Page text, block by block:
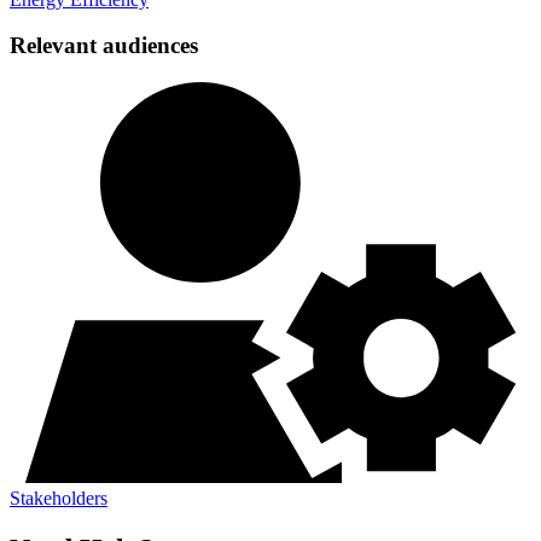
Relevant audiences
Stakeholders​​​​‌ ‍ ​‍​‍‌‍ ‌ ​‍‌‍‍‌‌‍‌ ‌‍‍‌‌‍ ‍​‍​‍​ ‍‍​‍​‍‌ ​ ‌‍​‌‌‍ ‍‌‍‍‌‌ ‌​‌ ‍‌​‍ ‍‌‍‍‌‌‍ ​‍​‍​‍ ​​‍​‍‌‍‍​‌ ​‍‌‍‌‌‌‍‌‍​‍​‍​ ‍‍​‍​‍‌‍‍​‌ ‌​‌ ‌​‌ ​​​ ‍‍​‍ ​‍ ‌‍ ​‌‍ ‌‍​ ‌‍​‌‌‍ ​‌‍‍​‌‍ ‌ ​ ‌ ‌​​ ‍‍​ ​ ​ ​ ​ ​ ​ ​ ​‍ ‌‍‍‌‌‍ ‍‌ ‌​‌‍‌‌‌‍ ‍‌ ‌​​‍ ‌‍‌‌‌‍‌​‌‍‍‌‌ ‌​​‍ ‌‍ ‌‌‍ ‌‍‌​‌‍‌‌​ ‌‌ ​​‌ ​‍‌‍‌‌‌ ​ ‌‍‌‌‌‍ ‍‌ ‌​‌‍​‌‌ ‌​‌‍‍‌‌‍ ‌‍ ‍​ ‍ ‌‍‍‌‌‍‌​​ ‌‌‍‌​​ ​‌‌‍​‍​ ‍​​ ‌​‌‍​‌​ ​​​ ‍​​‍ ‌​ ‌​​ ​ ​ ​‍​ ‌​​‍ ‌​ ‌​​ ‍​‌‍‌‍‌‍‌‍​‍ ‌‌‍​‌​ ‌​​ ​ ​ ‌‍​‍ ‌​ ‌​​ ​‍​ ‌ ​ ​​​ ‌‍‌‍​‍‌‍​‍​ ​‌​ ​ ‌‍‌​‌‍‌‍‌‍‌‌​ ‍ ‌ ‌​‌ ‍‌‌ ​​‌‍‌‌​ ‌‌‍​‌‌ ‌‌‌‍‌​‌‍‍‌‌‍‌‌‌‍ ‍‌‍​ ‌‍‌‌​ ‍ ‌ ​​‌‍​‌‌ ‌​‌‍‍​​ ‌‌ ‌​‌‍‍‌‌ ‌​‌‍ ​‌‍‌‌​ ‌‍​‍‌‍​‌‌ ​ ‌‍‌‌‌‌‌‌‌ ​‍‌‍ ​​ ‌‌‍‍​‌ ‌​‌ ‌​‌ ​​​‍‌‌​ ​ ‌​​‌​‍‌‌​ ​‍‌​‌‍​‍‌‌​ ​‍‌​‌‍‌‍ ​‌‍ ‌‍​ ‌‍​‌‌‍ ​‌‍‍​‌‍ ‌ ​ ‌ ‌​​‍‌‌​ ​ ‌​​‌​ ​ ​ ​ ​ ​ ​ ​ ​‍‌‍‌‍‍‌‌‍‌​​ ‌‌‍‌​​ ​‌‌‍​‍​ ‍​​ ‌​‌‍​‌​ ​​​ ‍​​‍ ‌​ ‌​​ ​ ​ ​‍​ ‌​​‍ ‌​ ‌​​ ‍​‌‍‌‍‌‍‌‍​‍ ‌‌‍​‌​ ‌​​ ​ ​ ‌‍​‍ ‌​ ‌​​ ​‍​ ‌ ​ ​​​ ‌‍‌‍​‍‌‍​‍​ ​‌​ ​ ‌‍‌​‌‍‌‍‌‍‌‌​‍‌‍‌ ‌​‌ ‍‌‌ ​​‌‍‌‌​ ‌‌‍​‌‌ ‌‌‌‍‌​‌‍‍‌‌‍‌‌‌‍ ‍‌‍​ ‌‍‌‌​‍‌‍‌ ​​‌‍​‌‌ ‌​‌‍‍​​ ‌‌ ‌​‌‍‍‌‌ ‌​‌‍ ​‌‍‌‌​‍‌‍‌ ​​‌‍‌‌‌ ​‍‌ ​ ‌ ​​‌‍‌‌‌‍​ ‌ ‌​‌‍‍‌‌ ‌‍‌‍‌‌​ ‌‌ ​​‌ ‌‌‌‍​‍‌‍ ​‌‍‍‌‌ ​ ‌‍‍​‌‍‌‌‌‍‌​​‍​‍‌ ‌